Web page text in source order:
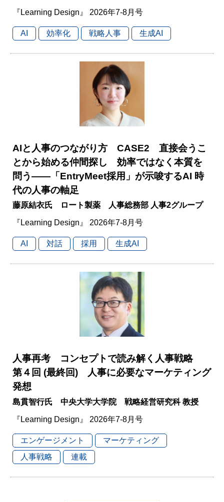
『Learning Design』 2026年7-8月号
AI 効率化 戦略人事 生成AI
AIと人事のつながり方 CASE2 直接会うこ
とから始める仲間探し 効率ではなく本質を
問う――「EntryMeet採用」が示唆するAI 時
代の人事の軸足
藤原結衣氏 ロート製薬 人事総務部 人事2グループ
『Learning Design』 2026年7-8月号
AI 対話 採用 生成AI
人事再考 コンセプトで読み解く人事戦略
第４回 (最終回) 人事に必要なマーケティング
発想
島貫智行氏 中央大学大学院 戦略経営研究科 教授
『Learning Design』 2026年7-8月号
エンゲージメント
マーケティング
人事戦略
連載